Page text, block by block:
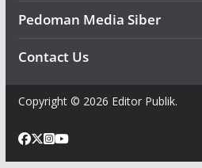
Pedoman Media Siber
Contact Us
Copyright © 2026 Editor Publik.